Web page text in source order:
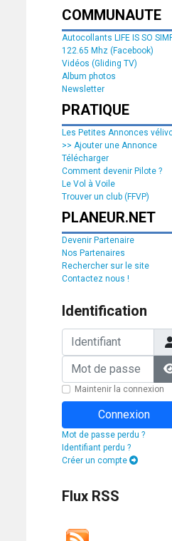
COMMUNAUTE
Autocollants LIFE IS SO
122.65 Mhz (Facebook)
Vidéos (Gliding TV)
Album photos
Newsletter
PRATIQUE
Les Petites Annonces
>> Ajouter une Annonce
Télécharger
Comment devenir Pilote ?
Le Vol à Voile
Trouver un club (FFVP)
PLANEUR.NET
Devenir Partenaire
Nos Partenaires
Rechercher sur le site
Contactez nous !
Identification
Identifiant
Mot de passe
Maintenir la connexion
Connexion
Mot de passe perdu ?
Identifiant perdu ?
Créer un compte
Flux RSS